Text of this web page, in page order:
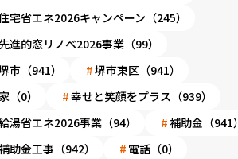
宅省エネ2026キャンペーン（245）
進的窓リノベ2026事業（99）
市（941）
堺市東区（941）
（0）
幸せと笑顔をプラス（939）
湯省エネ2026事業（94）
補助金（941）
助金工事（942）
電話（0）